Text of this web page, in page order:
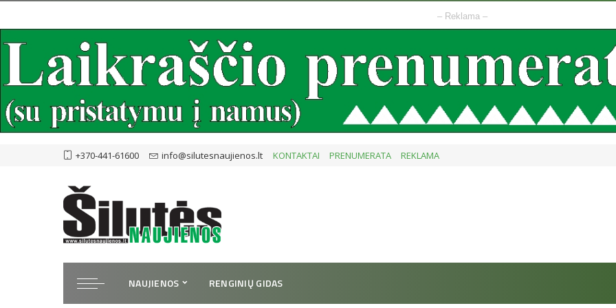
– Reklama –
+370-441-61600 info@silutesnaujienos.lt KONTAKTAI PRENUMERATA REKLAMA
NAUJIENOS RENGINIŲ GIDAS